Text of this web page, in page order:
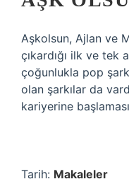
Aşkolsun, Ajlan ve
çıkardığı ilk ve tek
çoğunlukla pop
olan şarkılar da
kariyerine
Tarih: Makaleler